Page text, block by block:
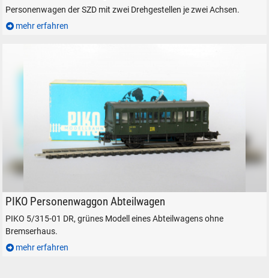
Personenwagen der SZD mit zwei Drehgestellen je zwei Achsen.
mehr erfahren
personenwaggon
PIKO Personenwaggon Abteilwagen
PIKO 5/315-01 DR, grünes Modell eines Abteilwagens ohne
Bremserhaus.
mehr erfahren